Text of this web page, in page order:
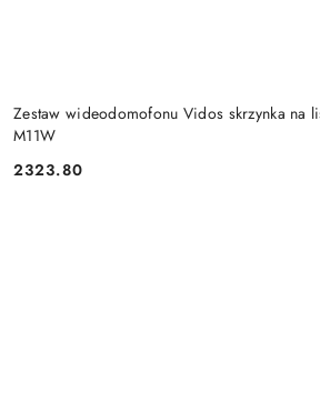
Zestaw wideodomofonu Vidos skrzynka na
M11W
Cena:
2323.80